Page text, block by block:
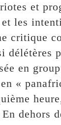
et
et les
critique
délétères
en
«
dehors